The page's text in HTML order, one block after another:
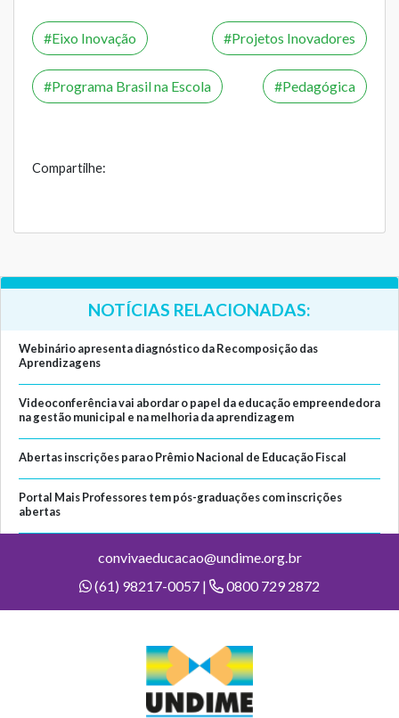
Eixo Inovação Projetos Inovadores
Programa Brasil na Escola Pedagógica
Compartilhe:
NOTÍCIAS RELACIONADAS:
Webinário apresenta diagnóstico da Recomposição das
Aprendizagens
Videoconferência vai abordar o papel da educação empreendedora
na gestão municipal e na melhoria da aprendizagem
Abertas inscrições para o Prêmio Nacional de Educação Fiscal
Portal Mais Professores tem pós-graduações com inscrições
abertas
convivaeducacao@undime.org.br
(61) 98217-0057 |
0800 729 2872